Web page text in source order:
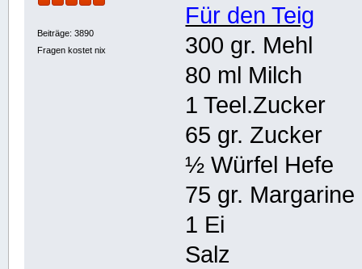
Beiträge: 3890
Fragen kostet nix
Für den Teig
300 gr. Mehl
80 ml Milch
1 Teel.Zucker
65 gr. Zucker
½ Würfel Hefe
75 gr. Margarine
1 Ei
Salz